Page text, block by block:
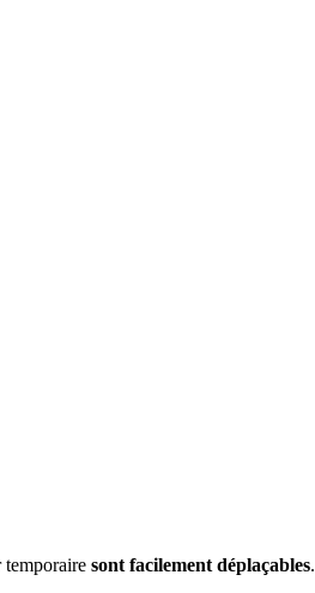
temporaire sont facilement déplaçables.